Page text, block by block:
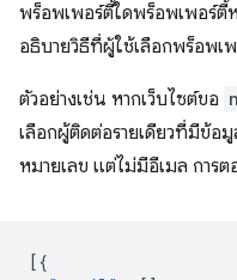
พร็อพเพอร์ตี้ใดพร็อพเพอร์ตี้
อธิบายวิธีที่ผู้ใช้เลือกพร็อพเ
ตัวอย่างเช่น หากเว็บไซต์ขอ
เลือกผู้ติดต่อรายเดียวที่มีข้อ
หมายเลข แต่ไม่มีอีเมล กา
[{